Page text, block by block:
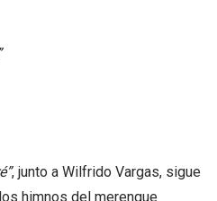
, junto a Wilfrido Vargas, sigue
himnos del merengue